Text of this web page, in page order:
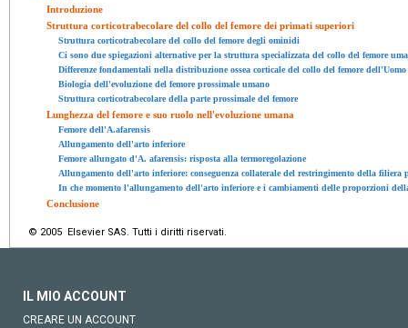
Introduzione
Struttura corticotrabecolare del collo del femore dei primati superiori
Struttura corticotrabecolare del collo del femore degli ominidi
Ci sono due spiegazioni alternative per la struttura specializzata del collo del femore
Differenze fondamentali nella distribuzione ossea corticale del collo del femore dell'Uomo
Biologia dell'evoluzione del femore prossimale umano
Struttura corticotrabecolare della parte prossimale del femore
Lunghezza del femore e suo ruolo nell'evoluzione umana
Femore dell'A.afarensis
Allungamento dell'arto inferiore
Femore allungato d'A. afarensis: risposta alla termoregolazione
Allungamento dell'arto inferiore: conseguenza collaterale del restringimento della filiera
In che momento l'allungamento dell'arto inferiore e i cambiamenti delle proporzioni
Conclusione
© 2005 Elsevier SAS. Tutti i diritti riservati.
IL MIO ACCOUNT
CREARE UN ACCOUNT